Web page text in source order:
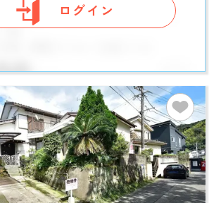
ログイン